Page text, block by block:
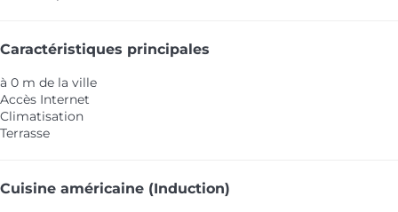
Caractéristiques principales
à 0 m de la ville
Accès Internet
Climatisation
Terrasse
Cuisine américaine (Induction)